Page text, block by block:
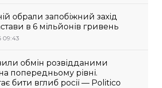
обрали запобіжний захід
в 6 мільйонів гривень
09:43
обмін розвідданими
попередньому рівні.
бити вглиб росії — Politico